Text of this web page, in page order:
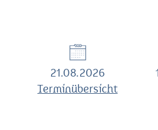
21.08.2026
Terminübersicht